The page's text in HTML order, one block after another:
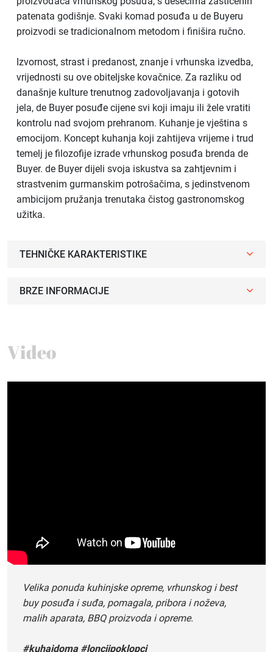
patenata godišnje. Svaki komad posuđa u de Buyeru
proizvodi se tradicionalnom metodom i finišira ručno.
Izvornost, strast i predanost, znanje i vrhunska izvedba,
vrijednosti su ove obiteljske kovačnice. Za razliku od
današnje kulture trenutnog zadovoljavanja i gotovih
jela, de Buyer posuđe cijene svi koji imaju ili žele vratiti
kontrolu nad svojom prehranom. Kuhanje je vještina s
emocijom. Koncept kuhanja koji zahtijeva vrijeme i trud
temelj je filozofije izrade vrhunskog posuđa brenda de
Buyer. de Buyer dijeli svoja iskustva sa zahtjevnim i
strastvenim gurmanskim potrošačima, s jedinstvenom
ambicijom pružanja trenutaka čistog gastronomskog
užitka.
TEHNIČKE KARAKTERISTIKE
BRZE INFORMACIJE
Video
Velika ponuda kuhinjske opreme, vrhunskog i best
buy posuđa i suđa, pomagala, pribora i noževa,
malih aparata, BBQ proizvoda i opreme.
#kuhajdoma #lonciipoklopci